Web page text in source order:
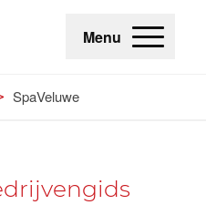
Menu
SpaVeluwe